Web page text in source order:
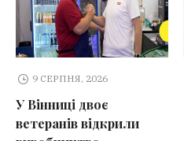
9 СЕРПНЯ, 2026
У Вінниці двоє
ветеранів відкрили